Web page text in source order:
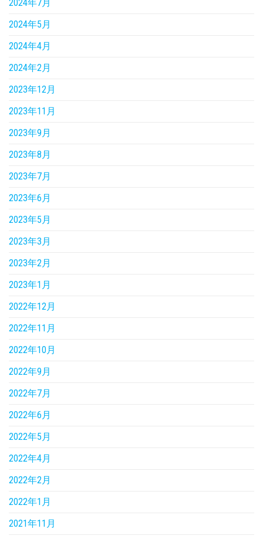
2024年7月
2024年5月
2024年4月
2024年2月
2023年12月
2023年11月
2023年9月
2023年8月
2023年7月
2023年6月
2023年5月
2023年3月
2023年2月
2023年1月
2022年12月
2022年11月
2022年10月
2022年9月
2022年7月
2022年6月
2022年5月
2022年4月
2022年2月
2022年1月
2021年11月